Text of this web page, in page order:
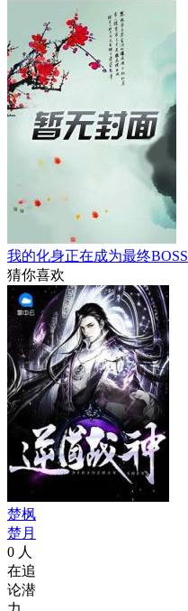
我的化身正在成为最终BOSS
猜你喜欢
楚枫
楚月
0 人
在追
论潜